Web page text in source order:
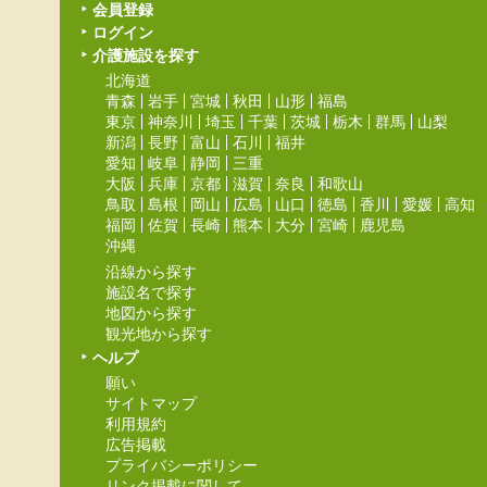
会員登録
ログイン
介護施設を探す
北海道
青森
岩手 宮城 秋田 山形
福島
東京
神奈川 埼玉 千葉 茨城 栃木 群馬
山梨
新潟
長野 富山 石川
福井
愛知
岐阜 静岡
三重
大阪
兵庫 京都 滋賀 奈良
和歌山
鳥取
島根 岡山 広島 山口 徳島 香川 愛媛
高知
福岡
佐賀 長崎 熊本 大分 宮崎
鹿児島
沖縄
沿線から探す
施設名で探す
地図から探す
観光地から探す
ヘルプ
願い
サイトマップ
利用規約
広告掲載
プライバシーポリシー